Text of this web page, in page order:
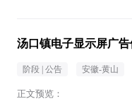
汤口镇电子显示屏广
阶段 | 公告 安徽-黄山
正文预览：